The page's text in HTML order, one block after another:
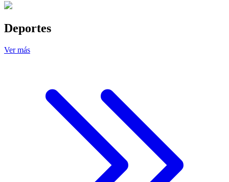
Deportes
Ver más